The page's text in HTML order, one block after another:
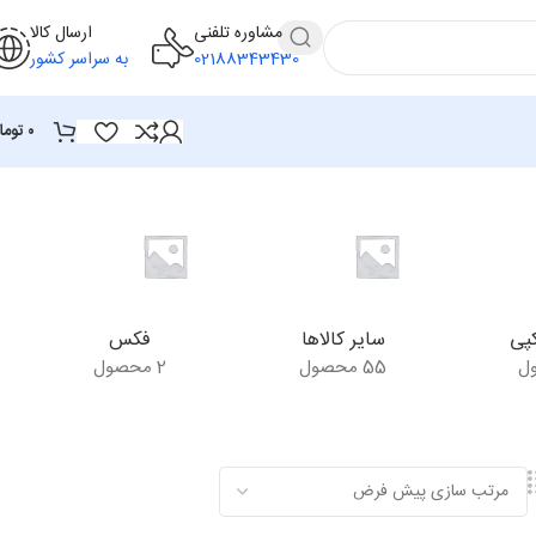
مشاوره تلفنی
02188343430
ارسال کالا
به سراسر کشور
۰
سایر کالاها
55 محصول
فکس
2 محصول